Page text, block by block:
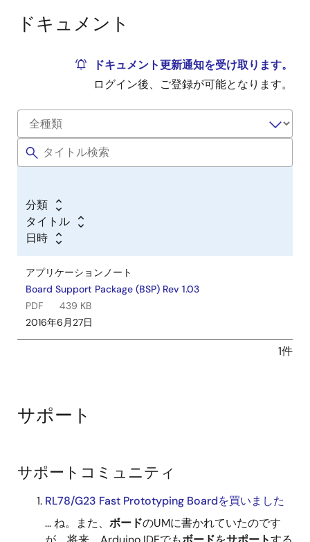
ドキュメント
ドキュメント更新通知を受け取ります。
ログイン後、ご登録が可能となります。
分類
タイトル
日時
アプリケーションノート
Board Support Package (BSP) Rev 1.03
PDF
439 KB
2016年6月27日
1件
サポート
サポートコミュニティ
RL78/G23 Fast Prototyping Boardを買いました
... ね。また、 ボードのUMに書かれていたのです